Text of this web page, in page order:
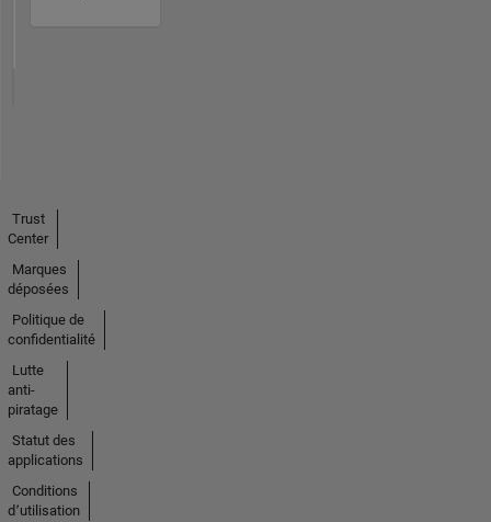
Trust
Center
Marques
déposées
Politique de
confidentialité
Lutte
anti-
piratage
Statut des
applications
Conditions
d՚utilisation